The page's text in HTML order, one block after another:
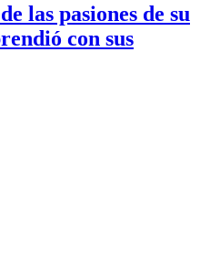
las pasiones de su
con sus